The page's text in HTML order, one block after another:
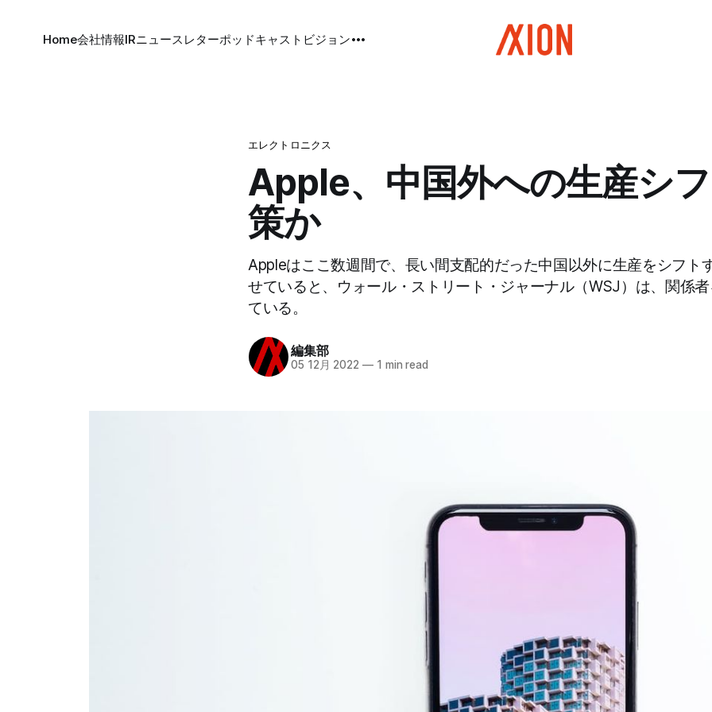
Home会社情報IRニュースレターポッドキャスト ビジョン
エレクトロニクス
Apple、中国外への生産シ
策か
Appleはここ数週間で、長い間支配的だった中国以外に生産をシフト
せていると、ウォール・ストリート・ジャーナル（WSJ）は、関係
ている。
編集部
05 12月 2022 —1 min read